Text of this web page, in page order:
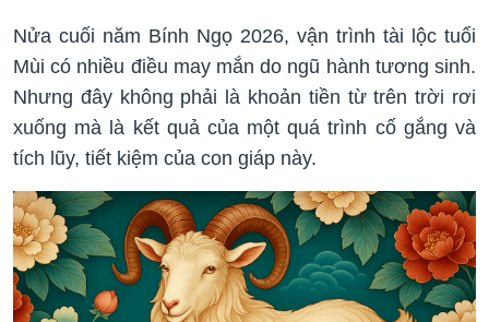
Nửa cuối năm Bính Ngọ 2026, vận trình tài lộc tuổi
Mùi có nhiều điều may mắn do ngũ hành tương sinh.
Nhưng đây không phải là khoản tiền từ trên trời rơi
xuống mà là kết quả của một quá trình cố gắng và
tích lũy, tiết kiệm của con giáp này.